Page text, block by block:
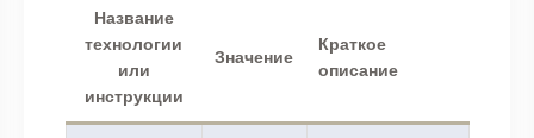
Название
технологии
или
инструкции
Значение
Краткое
описание